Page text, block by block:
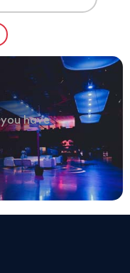
have